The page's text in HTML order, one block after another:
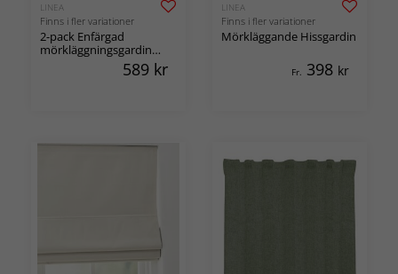
LINEA
Finns i fler variationer
2-pack Enfärgad
mörkläggningsgardin
med multiband Sova
589 kr
LINEA
Finns i fler variationer
Mörkläggande Hissgardin
Fr. 398 kr